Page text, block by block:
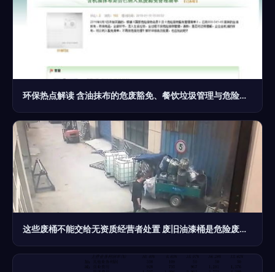
环保热点解读 含油抹布的危废豁免、餐饮垃圾管理与危险废物经营要点
这些废桶不能交给无资质经营者处置 废旧油漆桶是危险废物，擅自加工处理后果很严重